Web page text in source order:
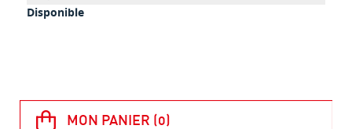
Disponible